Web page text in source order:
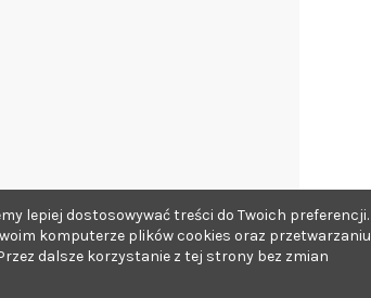
lepiej dostosowywać treści do Twoich preferencji.
komputerze plików cookies oraz przetwarzaniu
dalsze korzystanie z tej strony bez zmian